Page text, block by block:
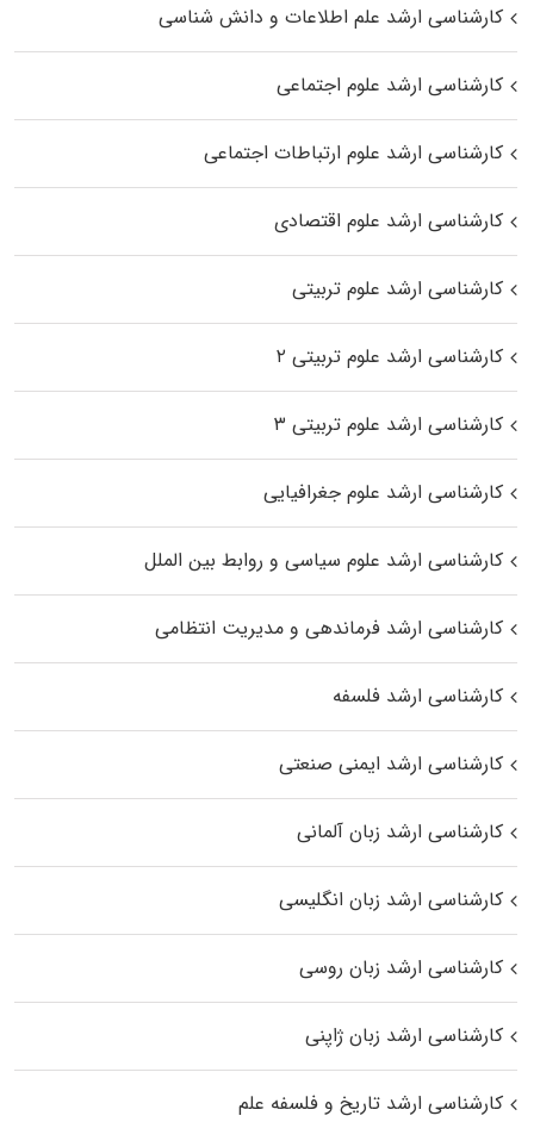
کارشناسی ارشد علم اطلاعات و دانش شناسی
کارشناسی ارشد علوم اجتماعی
کارشناسی ارشد علوم ارتباطات اجتماعی
کارشناسی ارشد علوم اقتصادی
کارشناسی ارشد علوم تربیتی
کارشناسی ارشد علوم تربیتی ۲
کارشناسی ارشد علوم تربیتی ۳
کارشناسی ارشد علوم جغرافیایی
کارشناسی ارشد علوم سیاسی و روابط بین الملل
کارشناسی ارشد فرماندهی و مدیریت انتظامی
کارشناسی ارشد فلسفه
کارشناسی ارشد ایمنی صنعتی
کارشناسی ارشد زبان آلمانی
کارشناسی ارشد زبان انگلیسی
کارشناسی ارشد زبان روسی
کارشناسی ارشد زبان ژاپنی
کارشناسی ارشد تاریخ و فلسفه علم